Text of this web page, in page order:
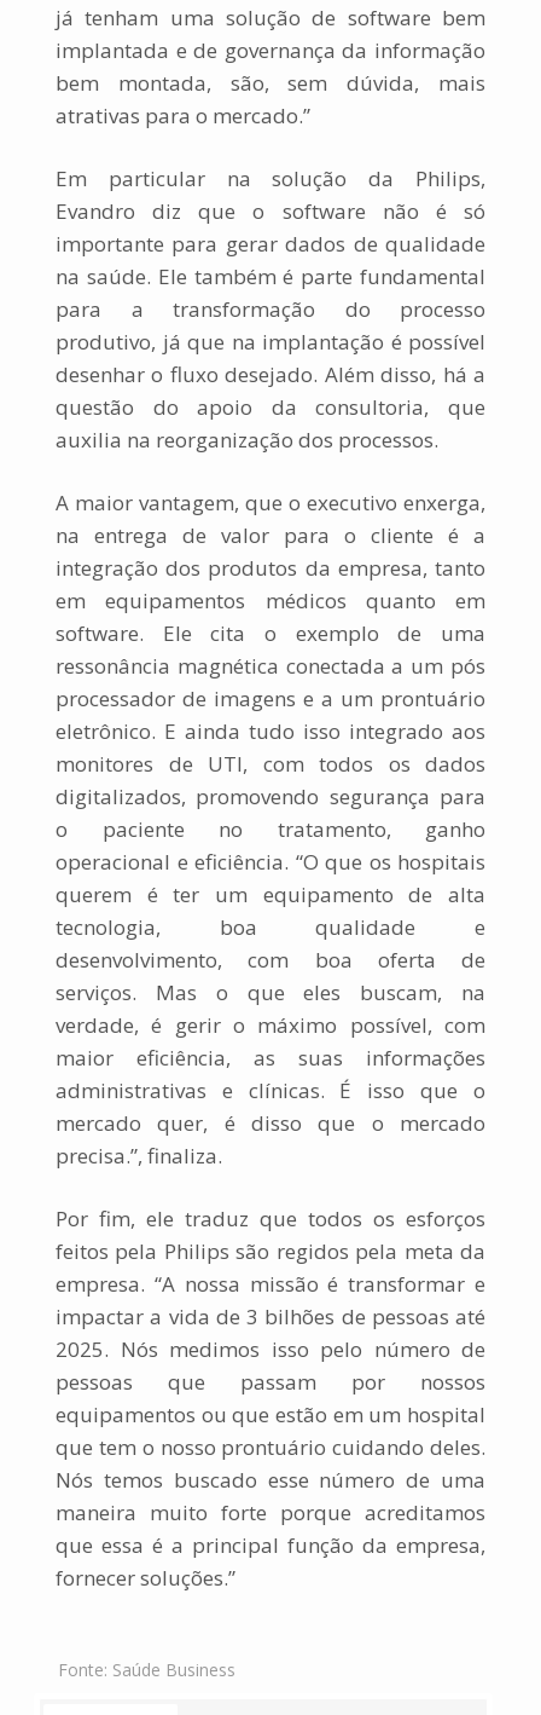
já tenham uma solução de software bem
implantada e de governança da informação
bem montada, são, sem dúvida, mais
atrativas para o mercado.”
Em particular na solução da Philips,
Evandro diz que o software não é só
importante para gerar dados de qualidade
na saúde. Ele também é parte fundamental
para a transformação do processo
produtivo, já que na implantação é possível
desenhar o fluxo desejado. Além disso, há a
questão do apoio da consultoria, que
auxilia na reorganização dos processos.
A maior vantagem, que o executivo enxerga,
na entrega de valor para o cliente é a
integração dos produtos da empresa, tanto
em equipamentos médicos quanto em
software. Ele cita o exemplo de uma
ressonância magnética conectada a um pós
processador de imagens e a um prontuário
eletrônico. E ainda tudo isso integrado aos
monitores de UTI, com todos os dados
digitalizados, promovendo segurança para
o paciente no tratamento, ganho
operacional e eficiência. “O que os hospitais
querem é ter um equipamento de alta
tecnologia, boa qualidade e
desenvolvimento, com boa oferta de
serviços. Mas o que eles buscam, na
verdade, é gerir o máximo possível, com
maior eficiência, as suas informações
administrativas e clínicas. É isso que o
mercado quer, é disso que o mercado
precisa.”, finaliza.
Por fim, ele traduz que todos os esforços
feitos pela Philips são regidos pela meta da
empresa. “A nossa missão é transformar e
impactar a vida de 3 bilhões de pessoas até
2025. Nós medimos isso pelo número de
pessoas que passam por nossos
equipamentos ou que estão em um hospital
que tem o nosso prontuário cuidando deles.
Nós temos buscado esse número de uma
maneira muito forte porque acreditamos
que essa é a principal função da empresa,
fornecer soluções.”
Fonte: Saúde Business